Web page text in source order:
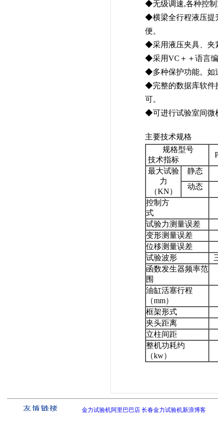
◆无级调速,各种控制
◆横梁全行程液压提
便。
◆采用液压夹具、夹
◆采用VC＋＋语言编
◆多种保护功能。如
◆完整的数据库软件
可。
◆可进行试验室间微
主要技术规格
规格型号
技术指标
最大试验
力
（KN）
静态
动态
控制方
式
试验力测量误差
变形测量误差
位移测量误差
试验波形
函数发生器频率范
围
油缸活塞行程
（mm）
框架形式
夹头距离
立柱间距
整机功耗约
（kw）
金力试验机阿里巴巴店 长春金力试验机新浪博客